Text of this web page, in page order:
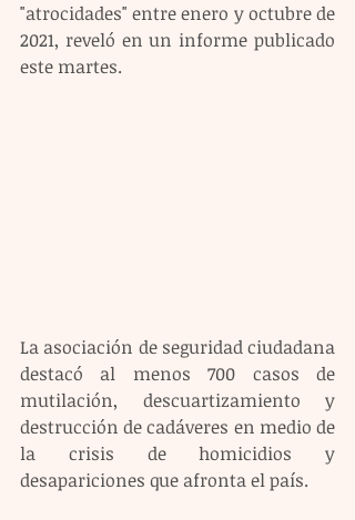
"atrocidades" entre enero y octubre de
2021, reveló en un informe publicado
este martes.
La asociación de seguridad ciudadana
destacó al menos 700 casos de
mutilación, descuartizamiento y
destrucción de cadáveres en medio de
la crisis de homicidios y
desapariciones que afronta el país.